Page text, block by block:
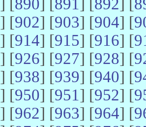
] [890] [891] [892] [
] [902] [903] [904] [
] [914] [915] [916] [
] [926] [927] [928] [
] [938] [939] [940] [
] [950] [951] [952] [
] [962] [963] [964] [